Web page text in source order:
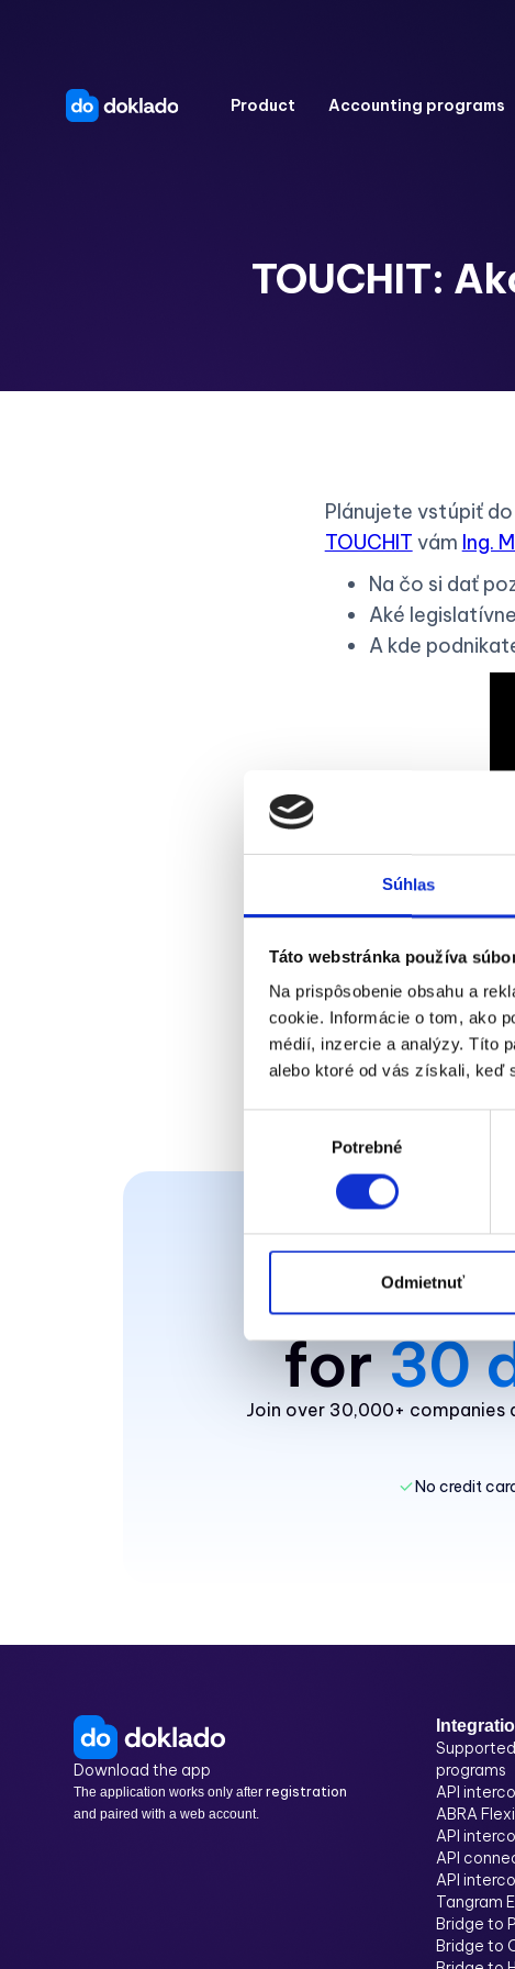
Súhlas
Táto webstránka používa
Na prispôsobenie obsahu a
cookie. Informácie o tom, ako
médií, inzercie a analýzy. Títo
alebo ktoré od vás získali, keď
Potrebné
Odmietnuť
Product Accounting programs
TOUCHIT:
Plánujete vstúpiť
TOUCHIT vám Ing.
Na čo si dať
Aké
A kde
Digital
for30
Join over 30,000+ companies
No credit
Download the app
The application works only afterregistration
and paired with a web account.
programs
API
ABRA Flexi
API
API
API
Tangram
Bridge to
Bridge to